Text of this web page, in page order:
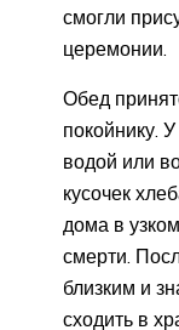
смогли
церемонии.
Обед
покойнику.
водой или
кусочек
дома в
смерти.
близким и
сходить в